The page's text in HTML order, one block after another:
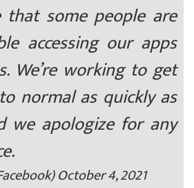
that some people are
accessing our apps
We’re working to get
normal as quickly as
we apologize for any
October 4, 2021